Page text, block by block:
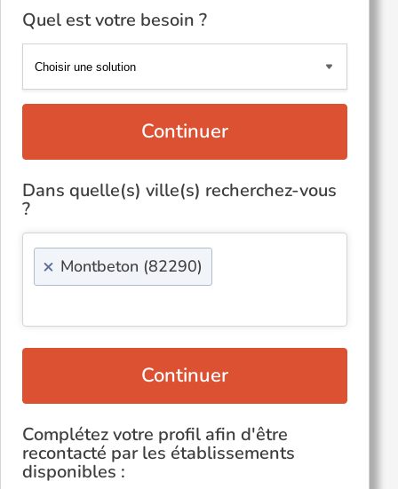
Quel est votre besoin ?
Continuer
Dans quelle(s) ville(s) recherchez-vous
?
× Montbeton (82290)
Continuer
Complétez votre profil afin d'être
recontacté par les établissements
disponibles :